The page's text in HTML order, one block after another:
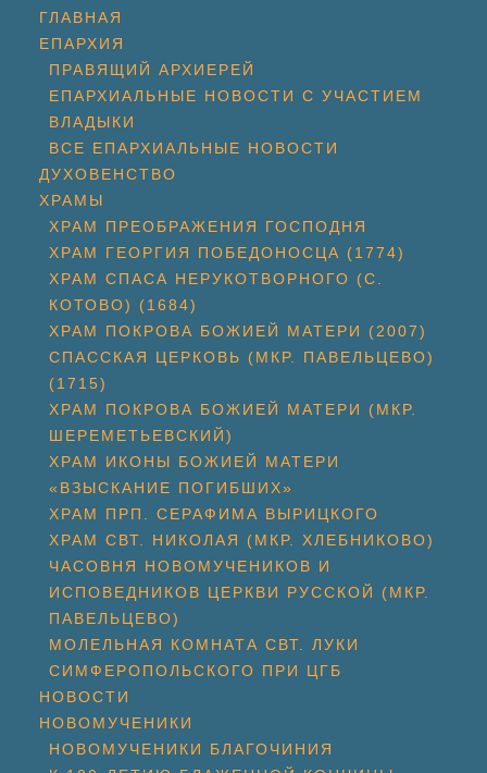
ГЛАВНАЯ
ЕПАРХИЯ
ПРАВЯЩИЙ АРХИЕРЕЙ
ЕПАРХИАЛЬНЫЕ НОВОСТИ С УЧАСТИЕМ
ВЛАДЫКИ
ВСЕ ЕПАРХИАЛЬНЫЕ НОВОСТИ
ДУХОВЕНСТВО
ХРАМЫ
ХРАМ ПРЕОБРАЖЕНИЯ ГОСПОДНЯ
ХРАМ ГЕОРГИЯ ПОБЕДОНОСЦА (1774)
ХРАМ СПАСА НЕРУКОТВОРНОГО (С.
КОТОВО) (1684)
ХРАМ ПОКРОВА БОЖИЕЙ МАТЕРИ (2007)
СПАССКАЯ ЦЕРКОВЬ (МКР. ПАВЕЛЬЦЕВО)
(1715)
ХРАМ ПОКРОВА БОЖИЕЙ МАТЕРИ (МКР.
ШЕРЕМЕТЬЕВСКИЙ)
ХРАМ ИКОНЫ БОЖИЕЙ МАТЕРИ
«ВЗЫСКАНИЕ ПОГИБШИХ»
ХРАМ ПРП. СЕРАФИМА ВЫРИЦКОГО
ХРАМ СВТ. НИКОЛАЯ (МКР. ХЛЕБНИКОВО)
ЧАСОВНЯ НОВОМУЧЕНИКОВ И
ИСПОВЕДНИКОВ ЦЕРКВИ РУССКОЙ (МКР.
ПАВЕЛЬЦЕВО)
МОЛЕЛЬНАЯ КОМНАТА СВТ. ЛУКИ
СИМФЕРОПОЛЬСКОГО ПРИ ЦГБ
НОВОСТИ
НОВОМУЧЕНИКИ
НОВОМУЧЕНИКИ БЛАГОЧИНИЯ